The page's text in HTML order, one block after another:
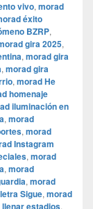
vivo, morad
éxito
BZRP,
gira 2025,
, morad gira
, morad gira
, morad He
homenaje
iluminación en
, morad
, morad
Instagram
, morad
, morad
, morad
Sigue, morad
estadios,